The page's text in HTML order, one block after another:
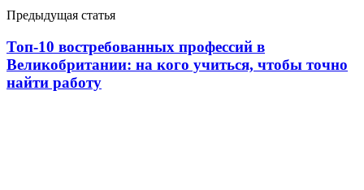
Предыдущая статья
Топ-10 востребованных профессий в
Великобритании: на кого учиться, чтобы точно
найти работу